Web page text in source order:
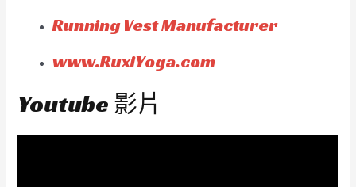
Running Vest Manufacturer
www.RuxiYoga.com
Youtube 影片